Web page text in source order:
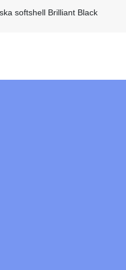
softshell Brilliant Black